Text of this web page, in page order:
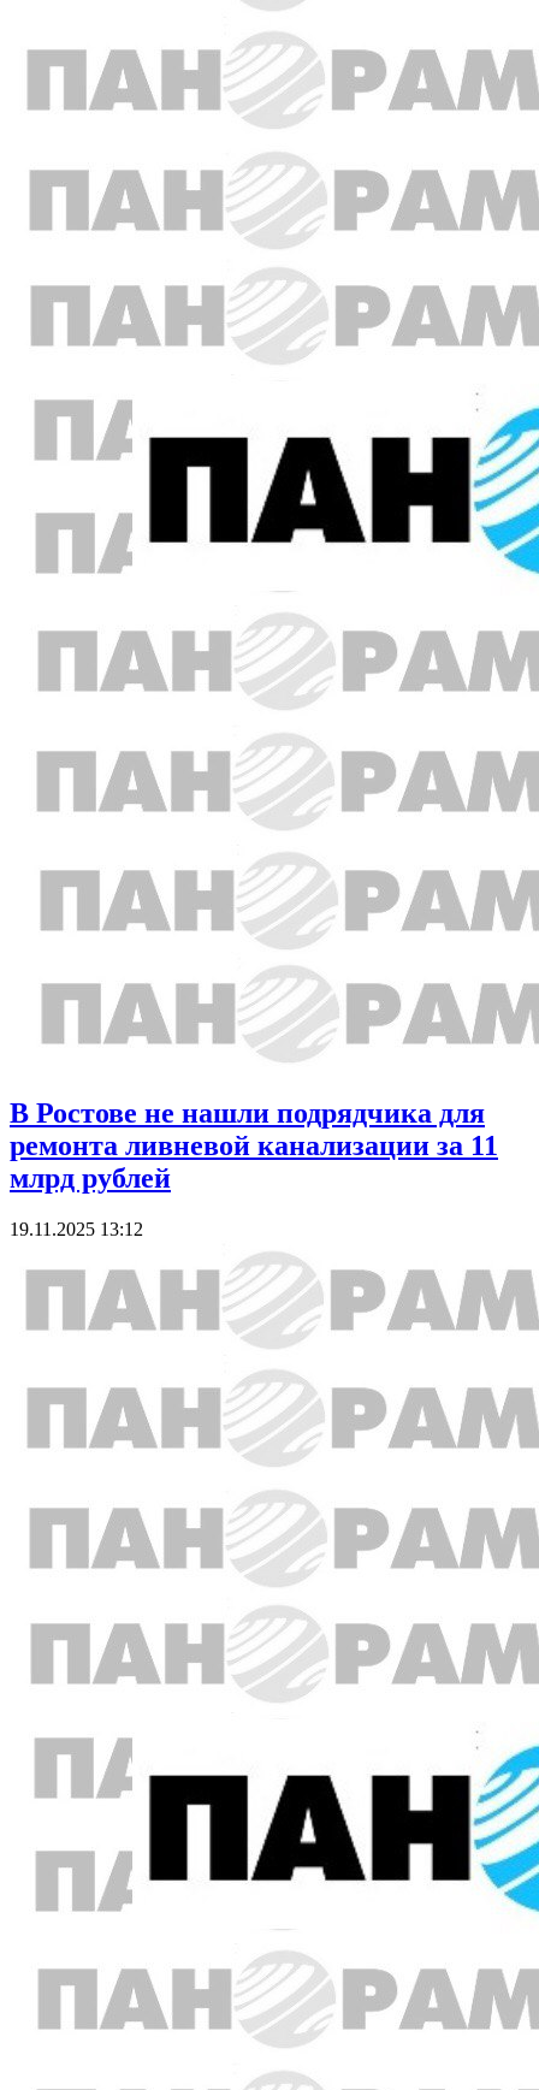
В Ростове не нашли подрядчика для
ремонта ливневой канализации за 11
млрд рублей
19.11.2025 13:12